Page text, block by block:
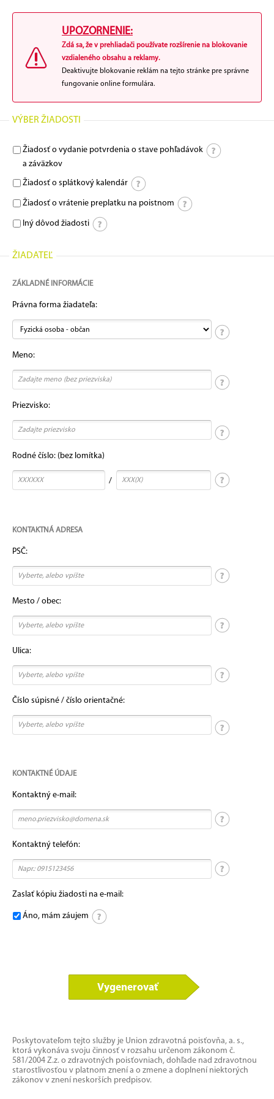
UPOZORNENIE:
Zdá sa, že v prehliadači používate rozšírenie na blokovanie
vzdialeného obsahu a reklamy.
Deaktivujte blokovanie reklám na tejto stránke pre správne
fungovanie online formulára.
VÝBER ŽIADOSTI
Žiadosť o vydanie potvrdenia o stave pohľadávok
a záväzkov
Žiadosť o splátkový kalendár
Žiadosť o vrátenie preplatku na poistnom
Iný dôvod žiadosti
ŽIADATEĽ
ZÁKLADNÉ INFORMÁCIE
Právna forma žiadateľa:
Meno:
Priezvisko:
Rodné číslo: (bez lomítka)
/
KONTAKTNÁ ADRESA
PSČ:
Mesto / obec:
Ulica:
Číslo súpisné / číslo orientačné:
KONTAKTNÉ ÚDAJE
Kontaktný e-mail:
Kontaktný telefón:
Zaslať kópiu žiadosti na e-mail:
Áno, mám záujem
Vygenerovať
Poskytovateľom tejto služby je Union zdravotná poisťovňa, a. s.,
ktorá vykonáva svoju činnosť v rozsahu určenom zákonom č.
581/2004 Z.z. o zdravotných poisťovniach, dohľade nad zdravotnou
starostlivosťou v platnom znení a o zmene a doplnení niektorých
zákonov v znení neskorších predpisov.